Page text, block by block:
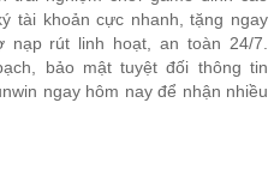
tài khoản cực nhanh, tặng ngay
rút linh hoạt, an toàn 24/7.
bảo mật tuyệt đối thông tin
ngay hôm nay để nhận nhiều